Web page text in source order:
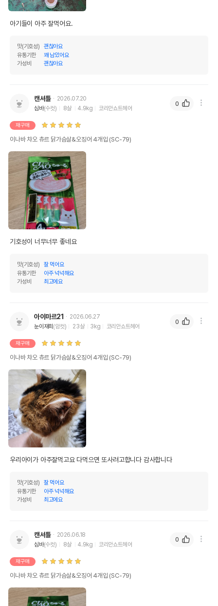
아기들이 아주 잘먹어요.
맛(기호성)
괜찮아요
유통기한
꽤 남았어요
가성비
괜찮아요
캔셔틀
2026.07.20
심바(수컷) 8살 4.9kg 코리안쇼트헤어
재구매
이나바 챠오 츄르 닭가슴살&오징어 4개입 (SC-79)
기호성이 너무너무 좋네요
맛(기호성)
잘 먹어요
유통기한
아주 넉넉해요
가성비
최고에요
0
아이마르21
2026.06.27
눈이재희 (암컷) 23살 3kg 코리안쇼트헤어
재구매
이나바 챠오 츄르 닭가슴살&오징어 4개입 (SC-79)
우리아이가 아주잘먹고요 다먹으면 또사려고합니다 감사합니다
맛(기호성)
잘 먹어요
유통기한
아주 넉넉해요
가성비
최고에요
0
캔셔틀
2026.06.18
심바(수컷) 8살 4.9kg 코리안쇼트헤어
재구매
이나바 챠오 츄르 닭가슴살&오징어 4개입 (SC-79)
0